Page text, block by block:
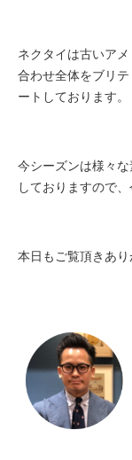
ネクタイは古いア
合わせ全体をブリ
ートしております。
今シーズンは様々
しておりますので
本日もご覧頂きあり